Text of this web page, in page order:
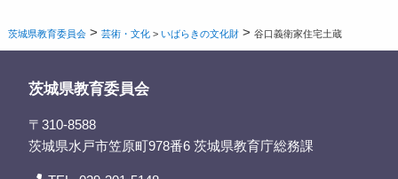
茨城県教育委員会 >芸術・文化 > いばらきの文化財 >谷口義衛家住宅土蔵
茨城県教育委員会
〒310-8588
茨城県水戸市笠原町978番6 茨城県教育庁総務課